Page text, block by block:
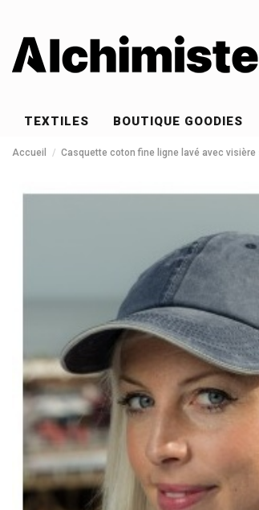
TEXTILES BOUTIQUE GOODIES
Accueil Casquette coton fine ligne lavé avec visière